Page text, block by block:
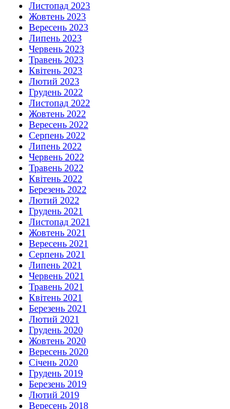
Листопад 2023
Жовтень 2023
Вересень 2023
Липень 2023
Червень 2023
Травень 2023
Квітень 2023
Лютий 2023
Грудень 2022
Листопад 2022
Жовтень 2022
Вересень 2022
Серпень 2022
Липень 2022
Червень 2022
Травень 2022
Квітень 2022
Березень 2022
Лютий 2022
Грудень 2021
Листопад 2021
Жовтень 2021
Вересень 2021
Серпень 2021
Липень 2021
Червень 2021
Травень 2021
Квітень 2021
Березень 2021
Лютий 2021
Грудень 2020
Жовтень 2020
Вересень 2020
Січень 2020
Грудень 2019
Березень 2019
Лютий 2019
Вересень 2018